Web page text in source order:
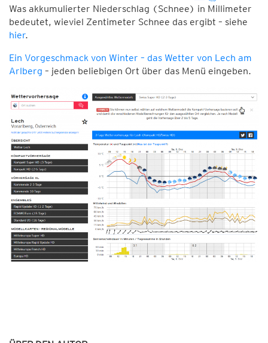
Was akkumulierter Niederschlag (Schnee) in Millimeter
bedeutet, wieviel Zentimeter Schnee das ergibt – siehe
hier.
Ein Vorgeschmack von Winter – das Wetter von Lech am
Arlberg – jeden beliebigen Ort über das Menü eingeben.